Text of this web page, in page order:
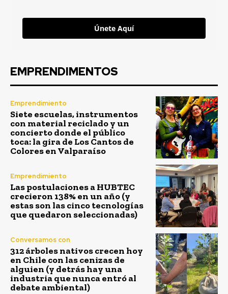
Únete Aquí
EMPRENDIMENTOS
Emprendimiento
Siete escuelas, instrumentos
con material reciclado y un
concierto donde el público
toca: la gira de Los Cantos de
Colores en Valparaíso
Emprendimiento
Las postulaciones a HUBTEC
crecieron 138% en un año (y
estas son las cinco tecnologías
que quedaron seleccionadas)
Conversamos con
312 árboles nativos crecen hoy
en Chile con las cenizas de
alguien (y detrás hay una
industria que nunca entró al
debate ambiental)